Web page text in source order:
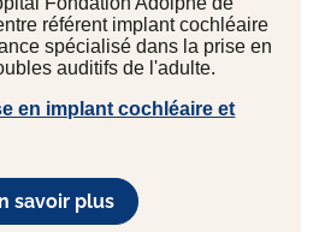
référent implant cochléaire
spécialisé dans la prise en
auditifs de l'adulte.
en implant cochléaire et
savoir plus